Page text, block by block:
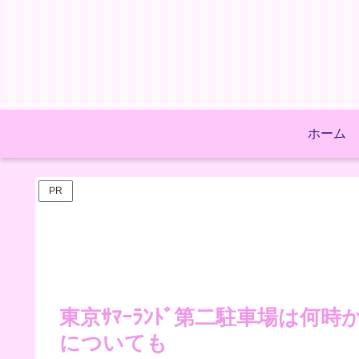
ホーム
PR
東京ｻﾏｰﾗﾝﾄﾞ第二駐車場は何時
についても